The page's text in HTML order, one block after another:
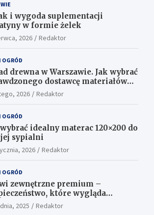
i wygoda suplementacji
w formie żelek
2026 Redaktor
OGRÓD
drewna w Warszawie. Jak wybrać
dostawcę materiałów
2026 Redaktor
OGRÓD
idealny materac 120×200 do
sypialni
2026 Redaktor
OGRÓD
zewnętrzne premium –
które wygląda
2025 Redaktor